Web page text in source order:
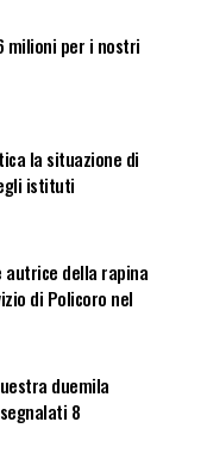
milioni per i nostri
la situazione di
istituti
della rapina
di Policoro nel
duemila
8